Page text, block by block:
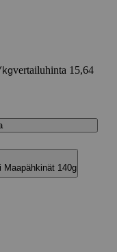
vertailuhinta 15,64
140g